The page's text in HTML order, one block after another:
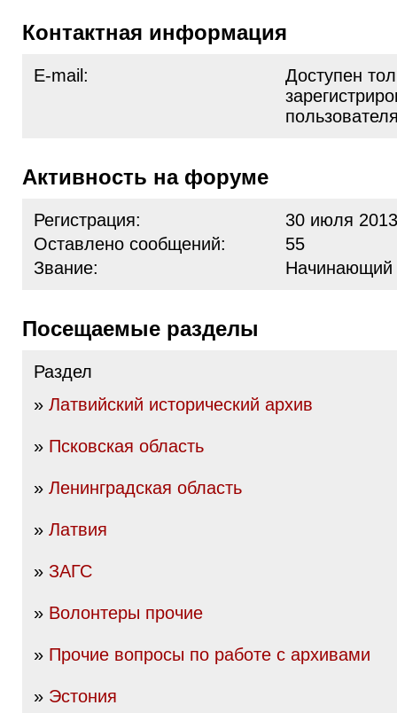
Контактная информация
E-mail:
Доступен
Активность на форуме
Регистрация:
30 июля
Оставлено сообщений:
55
Звание:
Начинающий
Посещаемые разделы
Раздел
» Латвийский исторический архив
» Псковская область
» Ленинградская область
» Латвия
» ЗАГС
» Волонтеры прочие
» Прочие вопросы по работе с архивами
» Эстония